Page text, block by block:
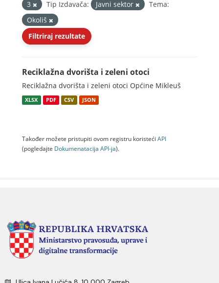
3
Tip Izdavača: Javni sektor
Tema:
Okoliš
Filtriraj rezultate
Reciklažna dvorišta i zeleni otoci
Reciklažna dvorišta i zeleni otoci Općine Mikleuš
XLSX PDF CSV JSON
Također možete pristupiti ovom registru koristeći API
(pogledajte Dokumenаtаcijа API-jа).